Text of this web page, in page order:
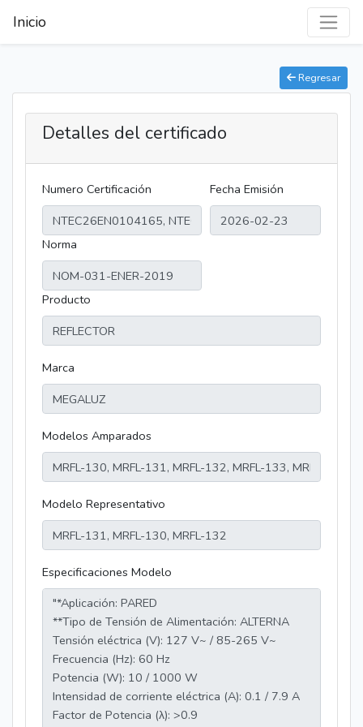
Inicio
Regresar
Detalles del certificado
Numero Certificación Fecha Emisión
Norma
Producto
Marca
Modelos Amparados
Modelo Representativo
Especificaciones Modelo